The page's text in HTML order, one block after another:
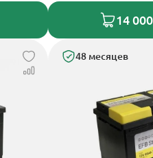
14
48 месяцев